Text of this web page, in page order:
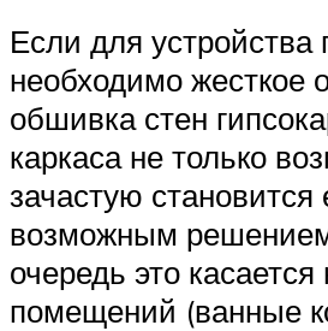
Если для устройства
необходимо жесткое
обшивка стен
каркаса не только
зачастую становится
возможным
очередь это
помещений (ванные